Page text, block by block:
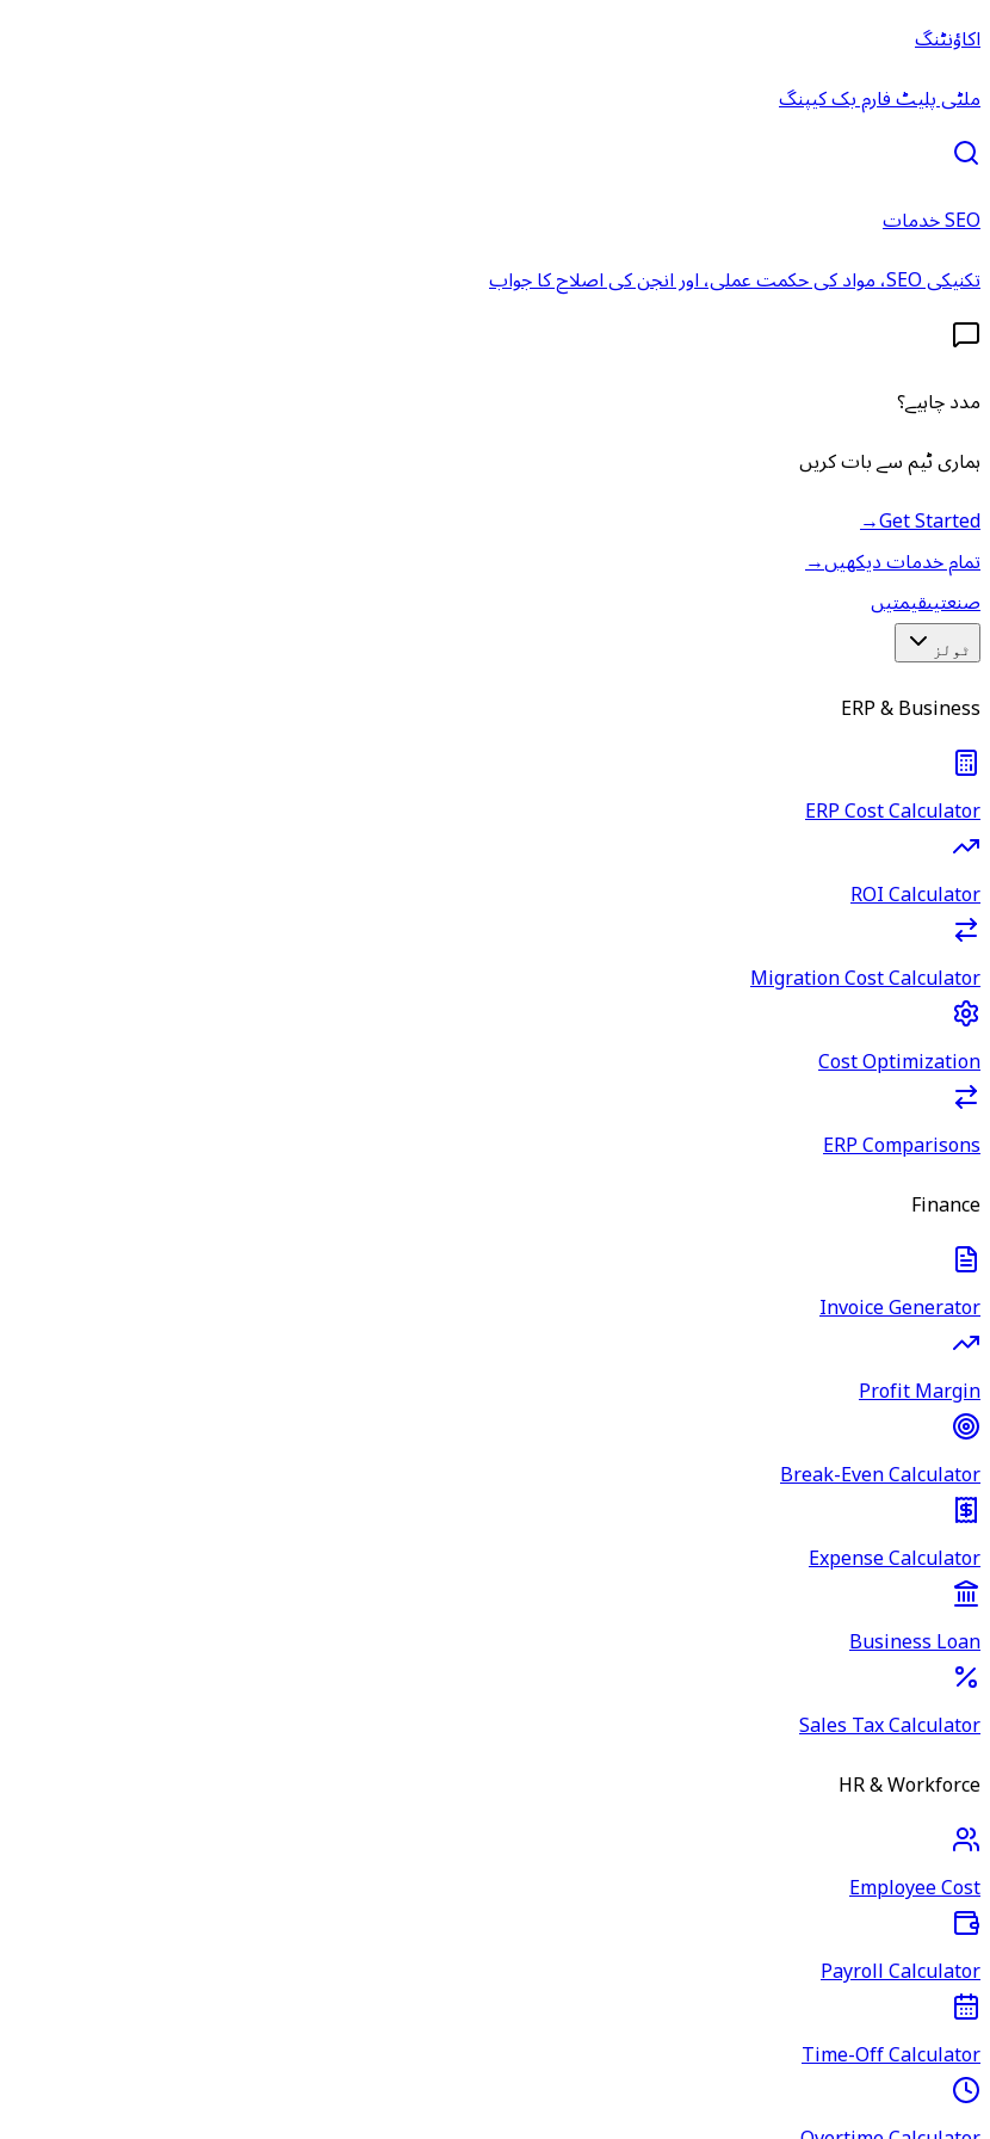
اکاؤنٹنگ
ملٹی پلیٹ فارم بک کیپنگ
SEO خدمات
تکنیکی SEO، مواد کی حکمت عملی، اور انجن کی اصلاح کا جواب
مدد چاہیے؟
ہماری ٹیم سے بات کریں
Get Started
→
تمام خدمات دیکھیں→
صنعتیںقیمتیں
ٹولز
ERP & Business
ERP Cost Calculator
ROI Calculator
Migration Cost Calculator
Cost Optimization
ERP Comparisons
Finance
Invoice Generator
Profit Margin
Break-Even Calculator
Expense Calculator
Business Loan
Sales Tax Calculator
HR & Workforce
Employee Cost
Payroll Calculator
Time-Off Calculator